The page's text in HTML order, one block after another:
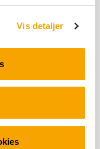
Vis detaljer